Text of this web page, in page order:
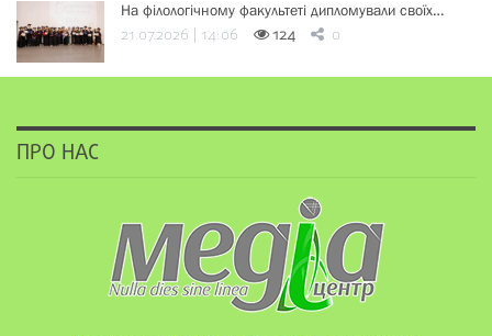
На філологічному факультеті дипломували своїх…
21.07.2026 | 14:06 124 0
ПРО НАС